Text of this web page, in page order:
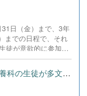
した。緊張感のある
果たし、心を込め
支援・ご協力をいた
まるご寄付や温かい
方に、心より感謝申
が部員たちの大きな
ーマンスと演技を
を糧に、さらに表現
日（金）まで、3年
までの日程で、それ
徒が意欲的に参加
的な内容、受験に向
られました。夏期講
後の学校生活や学習
なげてくれること
【世界とつながる夏祭り！国際教養科の生徒が多文化共生ボランテ...